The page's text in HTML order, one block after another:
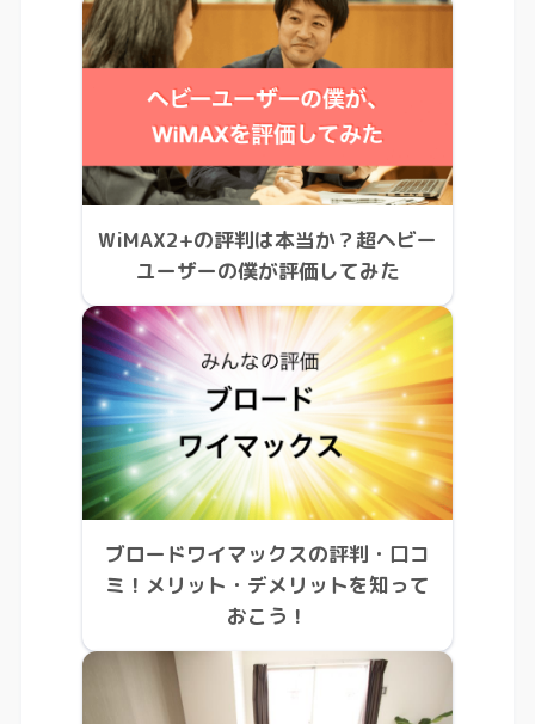
WiMAX2+の評判は本当か？超ヘビー
ユーザーの僕が評価してみた
ブロードワイマックスの評判・口コ
ミ！メリット・デメリットを知って
おこう！